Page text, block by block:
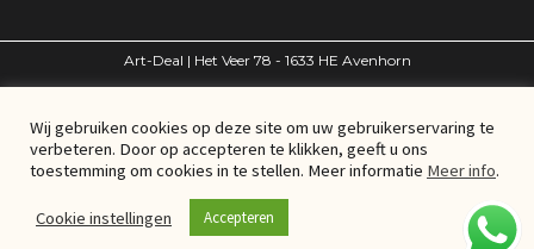
Art-Deal | Het Veer 78 - 1633 HE Avenhorn
© Art-Deal – Alle rechten voorbehouden
Algemene voorwaarden
Wij gebruiken cookies op deze site om uw gebruikerservaring te
verbeteren. Door op accepteren te klikken, geeft u ons
toestemming om cookies in te stellen. Meer informatie Meer info.
Cookie instellingen Accepteren